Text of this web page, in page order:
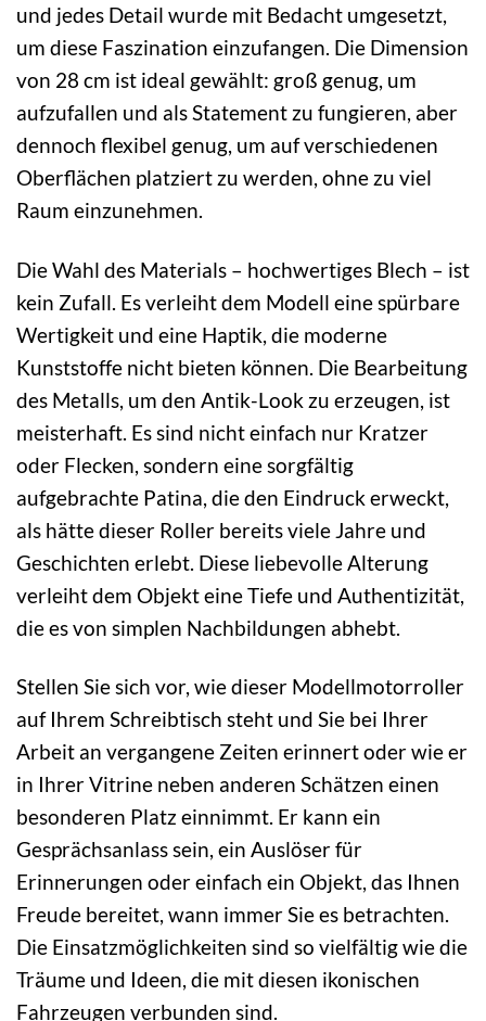
und jedes Detail wurde mit Bedacht umgesetzt,
um diese Faszination einzufangen. Die Dimension
von 28 cm ist ideal gewählt: groß genug, um
aufzufallen und als Statement zu fungieren, aber
dennoch flexibel genug, um auf verschiedenen
Oberflächen platziert zu werden, ohne zu viel
Raum einzunehmen.
Die Wahl des Materials – hochwertiges Blech – ist
kein Zufall. Es verleiht dem Modell eine spürbare
Wertigkeit und eine Haptik, die moderne
Kunststoffe nicht bieten können. Die Bearbeitung
des Metalls, um den Antik-Look zu erzeugen, ist
meisterhaft. Es sind nicht einfach nur Kratzer
oder Flecken, sondern eine sorgfältig
aufgebrachte Patina, die den Eindruck erweckt,
als hätte dieser Roller bereits viele Jahre und
Geschichten erlebt. Diese liebevolle Alterung
verleiht dem Objekt eine Tiefe und Authentizität,
die es von simplen Nachbildungen abhebt.
Stellen Sie sich vor, wie dieser Modellmotorroller
auf Ihrem Schreibtisch steht und Sie bei Ihrer
Arbeit an vergangene Zeiten erinnert oder wie er
in Ihrer Vitrine neben anderen Schätzen einen
besonderen Platz einnimmt. Er kann ein
Gesprächsanlass sein, ein Auslöser für
Erinnerungen oder einfach ein Objekt, das Ihnen
Freude bereitet, wann immer Sie es betrachten.
Die Einsatzmöglichkeiten sind so vielfältig wie die
Träume und Ideen, die mit diesen ikonischen
Fahrzeugen verbunden sind.